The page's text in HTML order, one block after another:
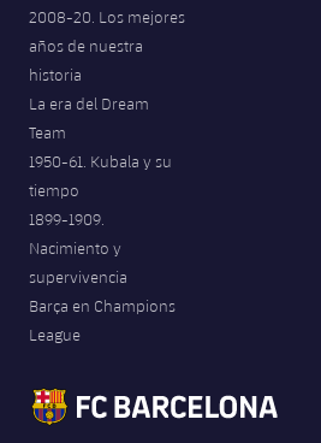
2008-20. Los mejores
años de nuestra
historia
La era del Dream
Team
1950-61. Kubala y su
tiempo
1899-1909.
Nacimiento y
supervivencia
Barça en Champions
League